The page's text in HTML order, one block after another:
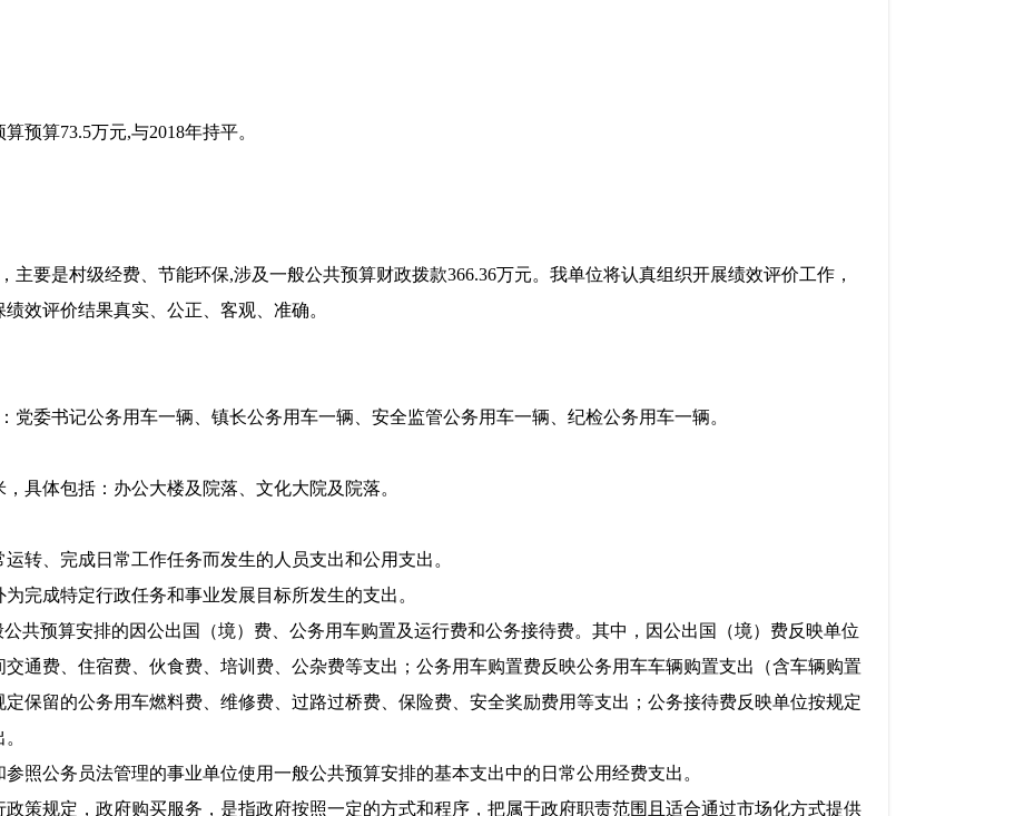
算73.5万元,与2018年持平。
要是村级经费、节能环保,涉及一般公共预算财政拨款366.36万元。我单位将认真组织开展绩效评价工作，
效评价结果真实、公正、客观、准确。
委书记公务用车一辆、镇长公务用车一辆、安全监管公务用车一辆、纪检公务用车一辆。
体包括：办公大楼及院落、文化大院及院落。
、完成日常工作任务而发生的人员支出和公用支出。
成特定行政任务和事业发展目标所发生的支出。
预算安排的因公出国（境）费、公务用车购置及运行费和公务接待费。其中，因公出国（境）费反映单位
通费、住宿费、伙食费、培训费、公杂费等支出；公务用车购置费反映公务用车车辆购置支出（含车辆购置
保留的公务用车燃料费、维修费、过路过桥费、保险费、安全奖励费用等支出；公务接待费反映单位按规定
公务员法管理的事业单位使用一般公共预算安排的基本支出中的日常公用经费支出。
规定，政府购买服务，是指政府按照一定的方式和程序，把属于政府职责范围且适合通过市场化方式提供